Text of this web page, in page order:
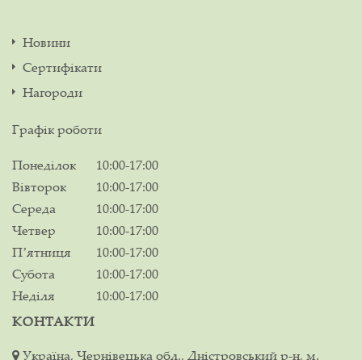
Новини
Сертифікати
Нагороди
Графік роботи
Понеділок
10:00-17:00
Вівторок
10:00-17:00
Середа
10:00-17:00
Четвер
10:00-17:00
Пʼятниця
10:00-17:00
Субота
10:00-17:00
Неділя
10:00-17:00
КОНТАКТИ
Україна, Чернівецька обл., Дністровський р-н, м.